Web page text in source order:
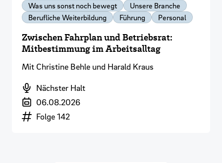
Was uns sonst noch bewegt
Unsere Branche
Berufliche Weiterbildung
Führung Personal
Zwischen Fahrplan und Betriebsrat:
Mitbestimmung im Arbeitsalltag
Mit Christine Behle und Harald Kraus
PodcastNächster Halt
Veröffentlichungsdatum
06.08.2026
Episodennummer
Folge 142